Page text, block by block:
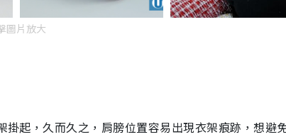
圖片放大
起，久而久之，肩膀位置容易出現衣架痕跡，想避